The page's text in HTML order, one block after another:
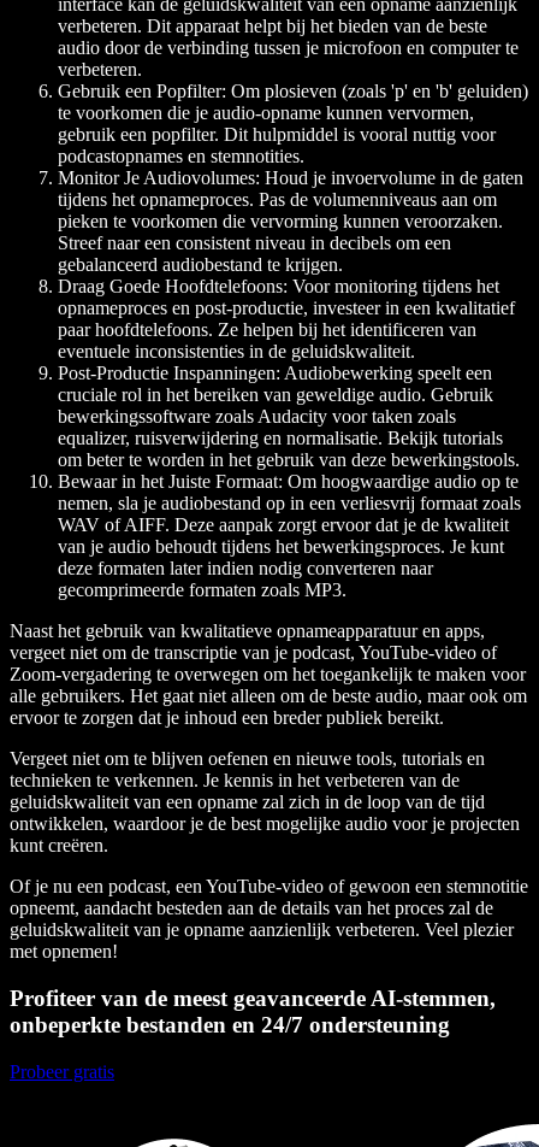
interface kan de geluidskwaliteit van een opname aanzienlijk
verbeteren. Dit apparaat helpt bij het bieden van de beste
audio door de verbinding tussen je microfoon en computer te
verbeteren.
Gebruik een Popfilter: Om plosieven (zoals 'p' en 'b' geluiden)
te voorkomen die je audio-opname kunnen vervormen,
gebruik een popfilter. Dit hulpmiddel is vooral nuttig voor
podcastopnames en stemnotities.
Monitor Je Audiovolumes: Houd je invoervolume in de gaten
tijdens het opnameproces. Pas de volumenniveaus aan om
pieken te voorkomen die vervorming kunnen veroorzaken.
Streef naar een consistent niveau in decibels om een
gebalanceerd audiobestand te krijgen.
Draag Goede Hoofdtelefoons: Voor monitoring tijdens het
opnameproces en post-productie, investeer in een kwalitatief
paar hoofdtelefoons. Ze helpen bij het identificeren van
eventuele inconsistenties in de geluidskwaliteit.
Post-Productie Inspanningen: Audiobewerking speelt een
cruciale rol in het bereiken van geweldige audio. Gebruik
bewerkingssoftware zoals Audacity voor taken zoals
equalizer, ruisverwijdering en normalisatie. Bekijk tutorials
om beter te worden in het gebruik van deze bewerkingstools.
Bewaar in het Juiste Formaat: Om hoogwaardige audio op te
nemen, sla je audiobestand op in een verliesvrij formaat zoals
WAV of AIFF. Deze aanpak zorgt ervoor dat je de kwaliteit
van je audio behoudt tijdens het bewerkingsproces. Je kunt
deze formaten later indien nodig converteren naar
gecomprimeerde formaten zoals MP3.
Naast het gebruik van kwalitatieve opnameapparatuur en apps,
vergeet niet om de transcriptie van je podcast, YouTube-video of
Zoom-vergadering te overwegen om het toegankelijk te maken voor
alle gebruikers. Het gaat niet alleen om de beste audio, maar ook om
ervoor te zorgen dat je inhoud een breder publiek bereikt.
Vergeet niet om te blijven oefenen en nieuwe tools, tutorials en
technieken te verkennen. Je kennis in het verbeteren van de
geluidskwaliteit van een opname zal zich in de loop van de tijd
ontwikkelen, waardoor je de best mogelijke audio voor je projecten
kunt creëren.
Of je nu een podcast, een YouTube-video of gewoon een stemnotitie
opneemt, aandacht besteden aan de details van het proces zal de
geluidskwaliteit van je opname aanzienlijk verbeteren. Veel plezier
met opnemen!
Profiteer van de meest geavanceerde AI-stemmen,
onbeperkte bestanden en 24/7 ondersteuning
Probeer gratis